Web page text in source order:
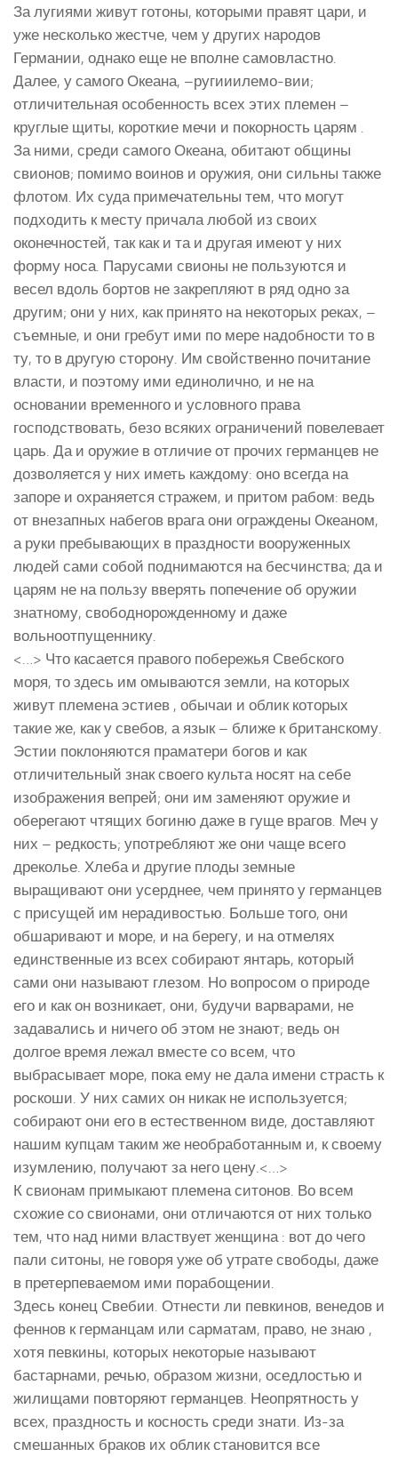
За лугиями живут готоны, которыми правят цари, и
уже несколько жестче, чем у других народов
Германии, однако еще не вполне самовластно.
Далее, у самого Океана, –ругииилемо-вии;
отличительная особенность всех этих племен –
круглые щиты, короткие мечи и покорность царям .
За ними, среди самого Океана, обитают общины
свионов; помимо воинов и оружия, они сильны также
флотом. Их суда примечательны тем, что могут
подходить к месту причала любой из своих
оконечностей, так как и та и другая имеют у них
форму носа. Парусами свионы не пользуются и
весел вдоль бортов не закрепляют в ряд одно за
другим; они у них, как принято на некоторых реках, –
съемные, и они гребут ими по мере надобности то в
ту, то в другую сторону. Им свойственно почитание
власти, и поэтому ими единолично, и не на
основании временного и условного права
господствовать, безо всяких ограничений повелевает
царь. Да и оружие в отличие от прочих германцев не
дозволяется у них иметь каждому: оно всегда на
запоре и охраняется стражем, и притом рабом: ведь
от внезапных набегов врага они ограждены Океаном,
а руки пребывающих в праздности вооруженных
людей сами собой поднимаются на бесчинства; да и
царям не на пользу вверять попечение об оружии
знатному, свободнорожденному и даже
вольноотпущеннику.
<…> Что касается правого побережья Свебского
моря, то здесь им омываются земли, на которых
живут племена эстиев , обычаи и облик которых
такие же, как у свебов, а язык – ближе к британскому.
Эстии поклоняются праматери богов и как
отличительный знак своего культа носят на себе
изображения вепрей; они им заменяют оружие и
оберегают чтящих богиню даже в гуще врагов. Меч у
них – редкость; употребляют же они чаще всего
дреколье. Хлеба и другие плоды земные
выращивают они усерднее, чем принято у германцев
с присущей им нерадивостью. Больше того, они
обшаривают и море, и на берегу, и на отмелях
единственные из всех собирают янтарь, который
сами они называют глезом. Но вопросом о природе
его и как он возникает, они, будучи варварами, не
задавались и ничего об этом не знают; ведь он
долгое время лежал вместе со всем, что
выбрасывает море, пока ему не дала имени страсть к
роскоши. У них самих он никак не используется;
собирают они его в естественном виде, доставляют
нашим купцам таким же необработанным и, к своему
изумлению, получают за него цену.<…>
К свионам примыкают племена ситонов. Во всем
схожие со свионами, они отличаются от них только
тем, что над ними властвует женщина : вот до чего
пали ситоны, не говоря уже об утрате свободы, даже
в претерпеваемом ими порабощении.
Здесь конец Свебии. Отнести ли певкинов, венедов и
феннов к германцам или сарматам, право, не знаю ,
хотя певкины, которых некоторые называют
бастарнами, речью, образом жизни, оседлостью и
жилищами повторяют германцев. Неопрятность у
всех, праздность и косность среди знати. Из-за
смешанных браков их облик становится все